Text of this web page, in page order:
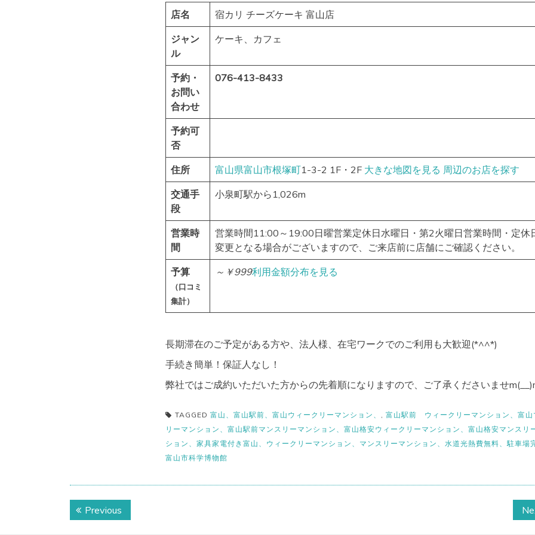
店名 宿カリ チーズケーキ 富山店
ジャン
ル
ケーキ、カフェ
予約・
お問い
合わせ
076-413-8433
予約可
否
住所 富山県富山市根塚町1-3-2 1F・2F 大きな地図を見る 周辺のお店を探す
交通手
段
小泉町駅から1,026m
営業時
間
営業時間11:00～19:00日曜営業定休日水曜日・第2火曜日営業時間・定休
変更となる場合がございますので、ご来店前に店舗にご確認ください。
予算
（口コミ
集計）
～￥999利用金額分布を見る
長期滞在のご予定がある方や、法人様、在宅ワークでのご利用も大歓迎(*^^*)
手続き簡単！保証人なし！
弊社ではご成約いただいた方からの先着順になりますので、ご了承くださいませ
TAGGED 富山、富山駅前、富山ウィークリーマンション、 , 富山駅前 ウィークリーマンション、富山
リーマンション、富山駅前マンスリーマンション、富山格安ウィークリーマンション、富山格安マンスリ
ション、家具家電付き富山、ウィークリーマンション、マンスリーマンション、水道光熱費無料、駐車場
富山市科学博物館
投Previous
post: